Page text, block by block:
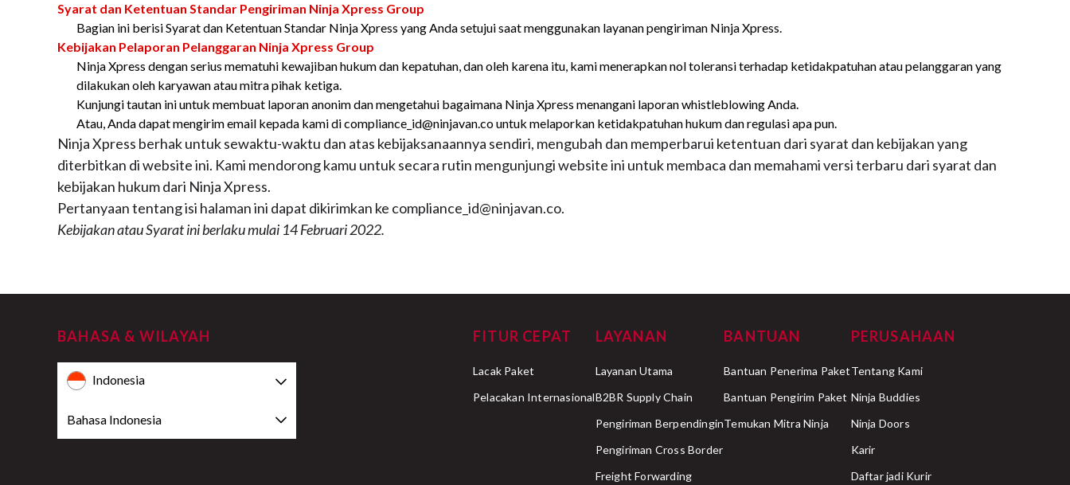
Syarat dan Ketentuan Standar Pengiriman Ninja Xpress Group
Bagian ini berisi Syarat dan Ketentuan Standar Ninja Xpress yang Anda setujui saat menggunakan layanan pengiriman Ninja Xpress.
Kebijakan Pelaporan Pelanggaran Ninja Xpress Group
Ninja Xpress dengan serius mematuhi kewajiban hukum dan kepatuhan, dan oleh karena itu, kami menerapkan nol toleransi terhadap ketidakpatuhan atau pelanggaran yang
dilakukan oleh karyawan atau mitra pihak ketiga.
Kunjungi tautan ini untuk membuat laporan anonim dan mengetahui bagaimana Ninja Xpress menangani laporan whistleblowing Anda.
Atau, Anda dapat mengirim email kepada kami di compliance_id@ninjavan.co untuk melaporkan ketidakpatuhan hukum dan regulasi apa pun.
Ninja Xpress berhak untuk sewaktu-waktu dan atas kebijaksanaannya sendiri, mengubah dan memperbarui ketentuan dari syarat dan kebijakan yang
diterbitkan di website ini. Kami mendorong kamu untuk secara rutin mengunjungi website ini untuk membaca dan memahami versi terbaru dari syarat dan
kebijakan hukum dari Ninja Xpress.
Pertanyaan tentang isi halaman ini dapat dikirimkan ke compliance_id@ninjavan.co.
Kebijakan atau Syarat ini berlaku mulai 14 Februari 2022.
BAHASA & WILAYAH
Indonesia
Bahasa Indonesia
FITUR CEPAT
Lacak Paket
Pelacakan Internasional
LAYANAN
Layanan Utama
B2BR Supply Chain
Pengiriman Berpendingin
Pengiriman Cross Border
Freight Forwarding
BANTUAN
Bantuan Penerima Paket
Bantuan Pengirim Paket
Temukan Mitra Ninja
PERUSAHAAN
Tentang Kami
Ninja Buddies
Ninja Doors
Karir
Daftar jadi Kurir